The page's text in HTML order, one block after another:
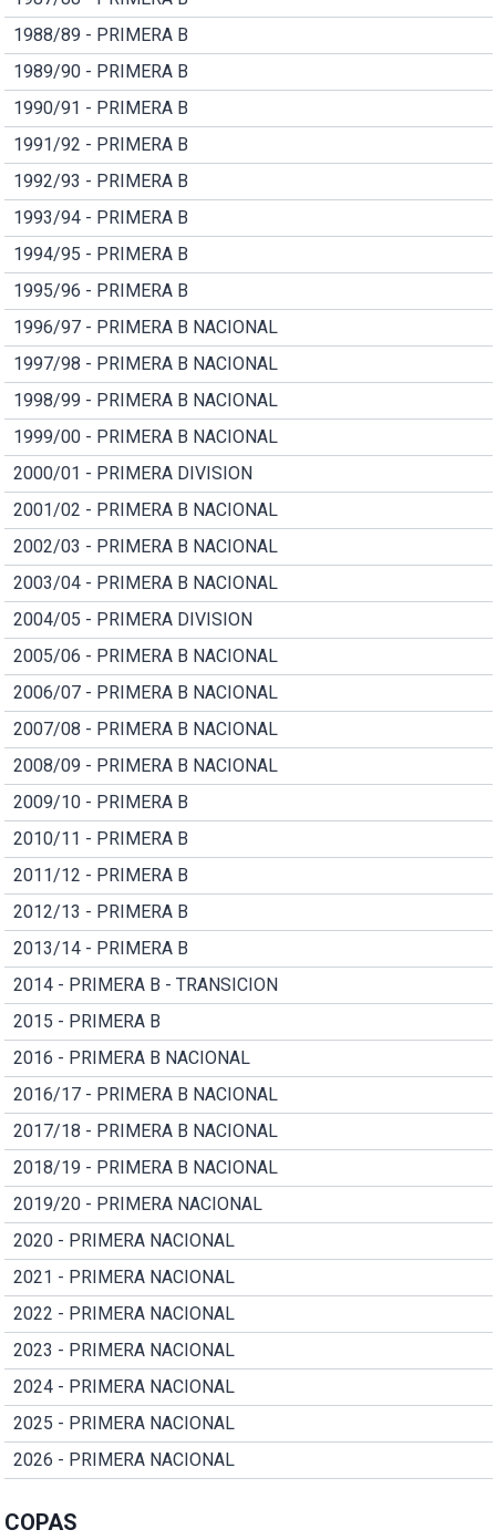
1988/89 - PRIMERA B
1989/90 - PRIMERA B
1990/91 - PRIMERA B
1991/92 - PRIMERA B
1992/93 - PRIMERA B
1993/94 - PRIMERA B
1994/95 - PRIMERA B
1995/96 - PRIMERA B
1996/97 - PRIMERA B NACIONAL
1997/98 - PRIMERA B NACIONAL
1998/99 - PRIMERA B NACIONAL
1999/00 - PRIMERA B NACIONAL
2000/01 - PRIMERA DIVISION
2001/02 - PRIMERA B NACIONAL
2002/03 - PRIMERA B NACIONAL
2003/04 - PRIMERA B NACIONAL
2004/05 - PRIMERA DIVISION
2005/06 - PRIMERA B NACIONAL
2006/07 - PRIMERA B NACIONAL
2007/08 - PRIMERA B NACIONAL
2008/09 - PRIMERA B NACIONAL
2009/10 - PRIMERA B
2010/11 - PRIMERA B
2011/12 - PRIMERA B
2012/13 - PRIMERA B
2013/14 - PRIMERA B
2014 - PRIMERA B - TRANSICION
2015 - PRIMERA B
2016 - PRIMERA B NACIONAL
2016/17 - PRIMERA B NACIONAL
2017/18 - PRIMERA B NACIONAL
2018/19 - PRIMERA B NACIONAL
2019/20 - PRIMERA NACIONAL
2020 - PRIMERA NACIONAL
2021 - PRIMERA NACIONAL
2022 - PRIMERA NACIONAL
2023 - PRIMERA NACIONAL
2024 - PRIMERA NACIONAL
2025 - PRIMERA NACIONAL
2026 - PRIMERA NACIONAL
COPAS